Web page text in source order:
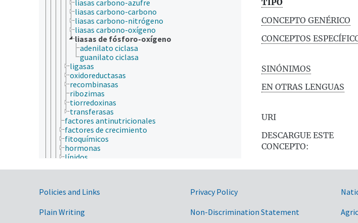
liasas carbono-azufre
liasas carbono-carbono
liasas carbono-nitrógeno
liasas carbono-oxígeno
liasas de fósforo-oxígeno
adenilato ciclasa
guanilato ciclasa
ligasas
oxidoreductasas
recombinasas
ribozimas
tiorredoxinas
transferasas
factores antinutricionales
factores de crecimiento
fitoquímicos
hormonas
lípidos
neurotransmisores
patrones moleculares asociados a patógenos
CONCEPTO GENÉRICO
CONCEPTOS
SINÓNIMOS
EN OTRAS LENGUAS
URI
DESCARGUE ESTE
CONCEPTO:
Government Links
Policies and Links
Plain Writing
Privacy Policy
Non-Discrimination Statement